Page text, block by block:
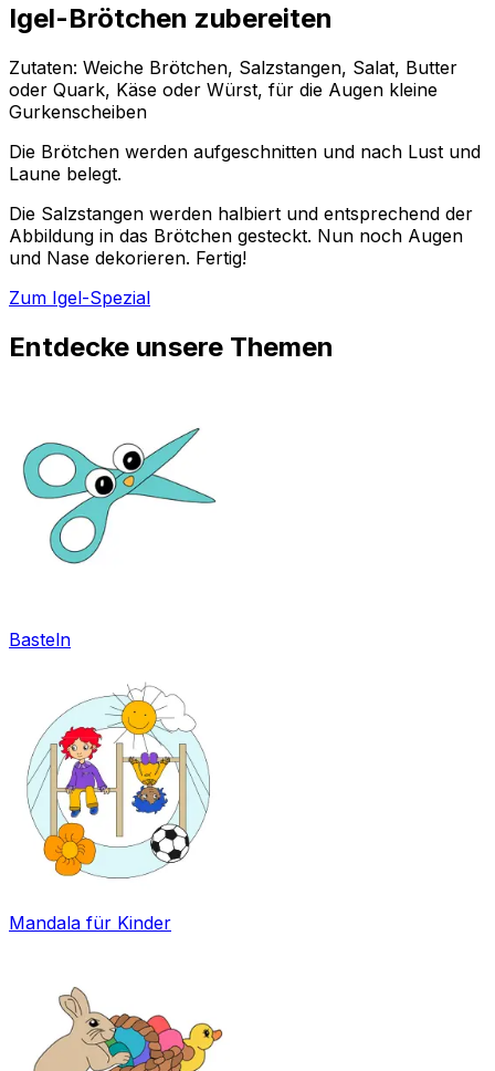
Igel-Brötchen zubereiten
Zutaten: Weiche Brötchen, Salzstangen, Salat, Butter
oder Quark, Käse oder Würst, für die Augen kleine
Gurkenscheiben
Die Brötchen werden aufgeschnitten und nach Lust und
Laune belegt.
Die Salzstangen werden halbiert und entsprechend der
Abbildung in das Brötchen gesteckt. Nun noch Augen
und Nase dekorieren. Fertig!
Zum Igel-Spezial
Entdecke unsere Themen
Basteln
Mandala für Kinder